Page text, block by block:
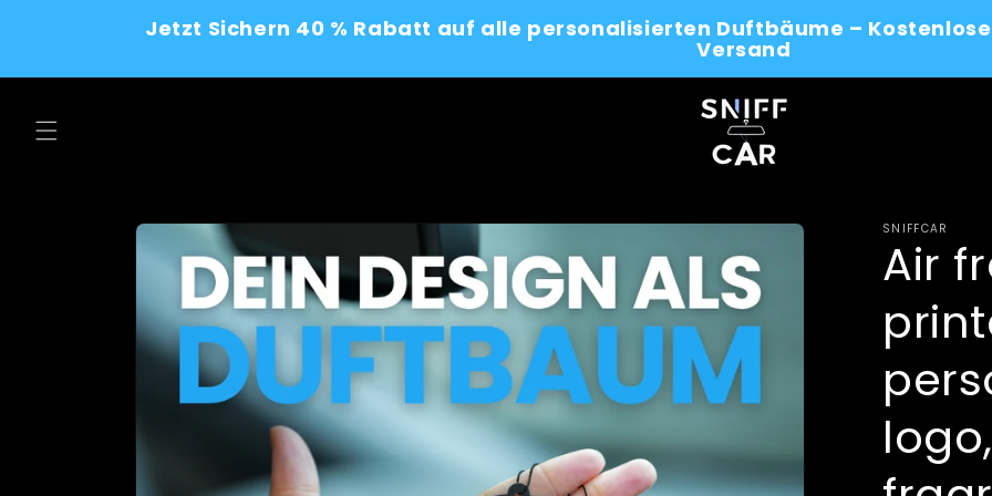
Jetzt Sichern 40 % Rabatt auf alle personalisierten Duftbäume –
Versand
Skip to
product
information
SNIFFCAR
Air